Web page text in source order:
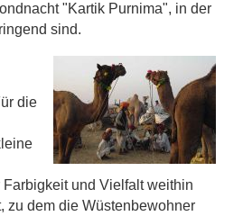
"Kartik Purnima", in der
sind.
die
und Vielfalt weithin
zu dem die Wüstenbewohner